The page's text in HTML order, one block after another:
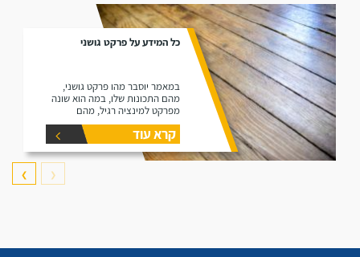
כל המידע על פרקט גושני
במאמר יוסבר מהו פרקט גושני,
מהם התכונות שלו, במה הוא שונה
מפרקט למינציה רגיל, מהם
היתרונות שלו ומהם החסרונות שלו.
קרא עוד
❮
❯